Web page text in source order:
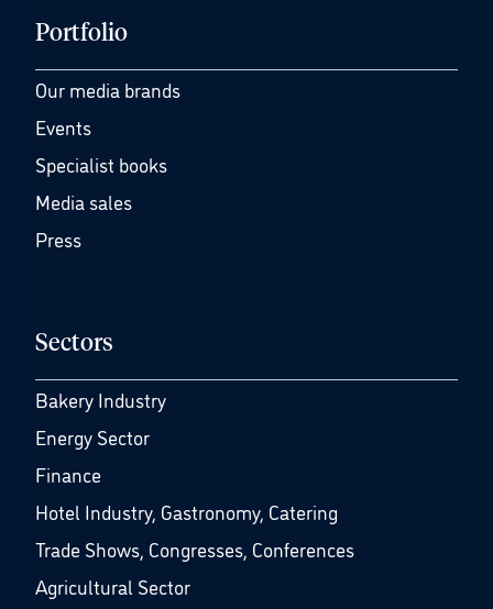
Portfolio
Our media brands
Events
Specialist books
Media sales
Press
Sectors
Bakery Industry
Energy Sector
Finance
Hotel Industry, Gastronomy, Catering
Trade Shows, Congresses, Conferences
Agricultural Sector